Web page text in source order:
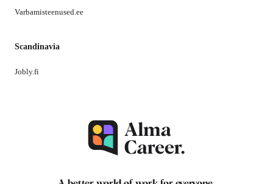
Varbamisteenused.ee
Scandinavia
Jobly.fi